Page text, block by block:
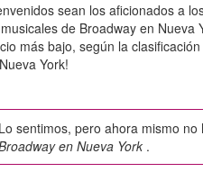
sean los aficionados a
de Broadway en
más bajo, según la
York!
Lo sentimos, pero ahora mismo
en Nueva York .